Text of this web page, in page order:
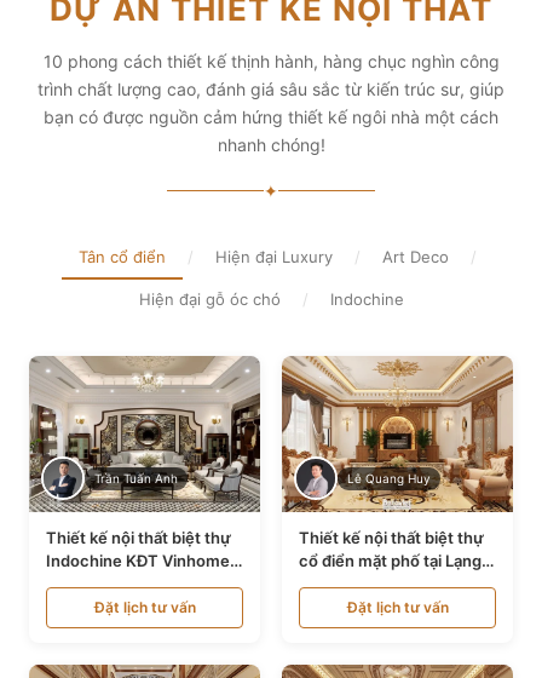
diện tích và thẩm mỹ
Xem chi tiết
DỰ ÁN THIẾT KẾ NỘI THẤT
10 phong cách thiết kế thịnh hành, hàng chục nghìn công
trình chất lượng cao, đánh giá sâu sắc từ kiến trúc sư, giúp
bạn có được nguồn cảm hứng thiết kế ngôi nhà một cách
nhanh chóng!
✦
Tân cổ điển / Hiện đại Luxury / Art Deco /
Hiện đại gỗ óc chó / Indochine
Trần Tuấn Anh
Thiết kế nội thất biệt thự
Indochine KĐT Vinhomes
Ocean Park NT24600
Đặt lịch tư vấn
Lê Quang Huy
Thiết kế nội thất biệt thự
cổ điển mặt phố tại Lạng
Sơn NT24534
Đặt lịch tư vấn